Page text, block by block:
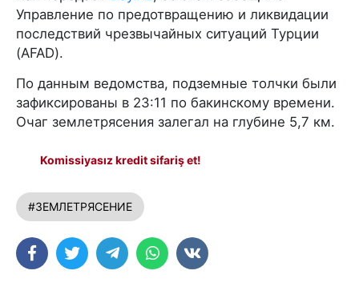
Управление по предотвращению и ликвидации
последствий чрезвычайных ситуаций Турции
(AFAD).
По данным ведомства, подземные толчки были
зафиксированы в 23:11 по бакинскому времени.
Очаг землетрясения залегал на глубине 5,7 км.
Komissiyasız kredit sifariş et!
#ЗЕМЛЕТРЯСЕНИЕ